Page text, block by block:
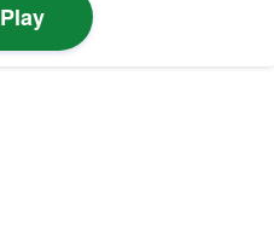
Play